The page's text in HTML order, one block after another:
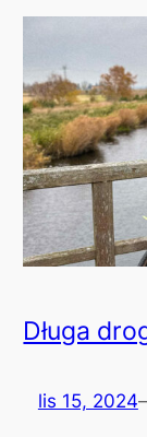
Długa
lis 15, 2024